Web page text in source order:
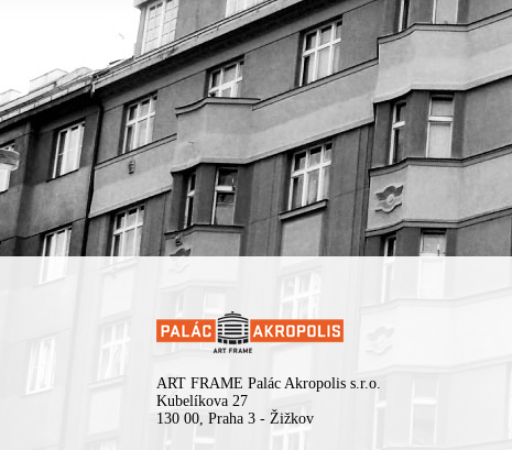
ART FRAME Palác Akropolis s.r.o.
Kubelíkova 27
130 00, Praha 3 - Žižkov